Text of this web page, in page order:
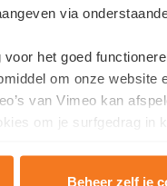
via
het goed
om onze website
van Vimeo kan
om je surfgedrag in
Beheer zelf je
plus
ici et nous